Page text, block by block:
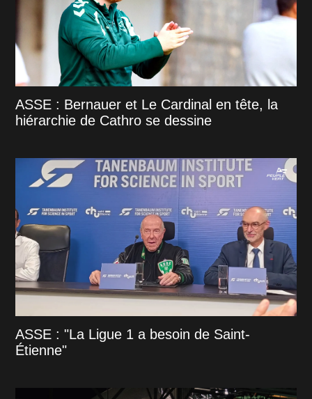
ASSE : Bernauer et Le Cardinal en tête, la
hiérarchie de Cathro se dessine
ASSE : "La Ligue 1 a besoin de Saint-
Étienne"